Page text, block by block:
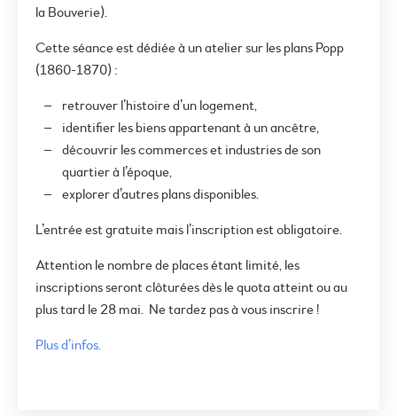
la Bouverie).
Cette séance est dédiée à un atelier sur les plans Popp
(1860-1870) :
retrouver l’histoire d’un logement,
identifier les biens appartenant à un ancêtre,
découvrir les commerces et industries de son
quartier à l’époque,
explorer d’autres plans disponibles.
L’entrée est gratuite mais l’inscription est obligatoire.
Attention le nombre de places étant limité, les
inscriptions seront clôturées dès le quota atteint ou au
plus tard le 28 mai. Ne tardez pas à vous inscrire !
Plus d’infos.